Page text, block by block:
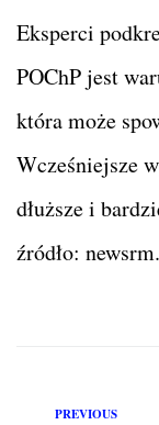
Eksperci
POChP jest
która może
Wcześniejsze
dłuższe i
źródło:
PREVIOUS